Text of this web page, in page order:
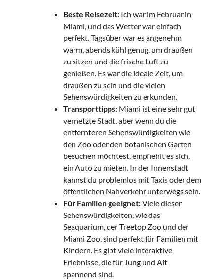
Beste Reisezeit: Ich war im Februar in
Miami, und das Wetter war einfach
perfekt. Tagsüber war es angenehm
warm, abends kühl genug, um draußen
zu sitzen und die frische Luft zu
genießen. Es war die ideale Zeit, um
draußen zu sein und die vielen
Sehenswürdigkeiten zu erkunden.
Transporttipps: Miami ist eine sehr gut
vernetzte Stadt, aber wenn du die
entfernteren Sehenswürdigkeiten wie
den Zoo oder den botanischen Garten
besuchen möchtest, empfiehlt es sich,
ein Auto zu mieten. In der Innenstadt
kannst du problemlos mit Taxis oder dem
öffentlichen Nahverkehr unterwegs sein.
Für Familien geeignet:Viele dieser
Sehenswürdigkeiten, wie das
Seaquarium, der Treetop Zoo und der
Miami Zoo, sind perfekt für Familien mit
Kindern. Es gibt viele interaktive
Erlebnisse, die für Jung und Alt
spannend sind.